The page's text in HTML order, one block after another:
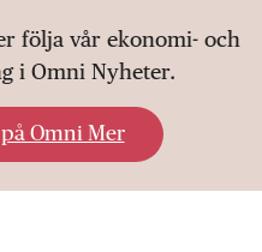
följa vår ekonomi- och
i Omni Nyheter.
Omni Mer